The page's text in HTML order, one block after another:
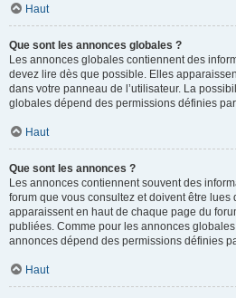
Haut
Que sont les annonces globales ?
Les annonces globales contiennent des
devez lire dès que possible. Elles
dans votre panneau de l’utilisateur. La
globales dépend des permissions définies par
Haut
Que sont les annonces ?
Les annonces contiennent souvent des
forum que vous consultez et doivent être
apparaissent en haut de chaque page du
publiées. Comme pour les annonces
annonces dépend des permissions définies
Haut